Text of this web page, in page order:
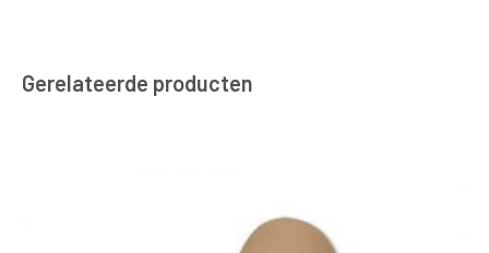
Gerelateerde producten